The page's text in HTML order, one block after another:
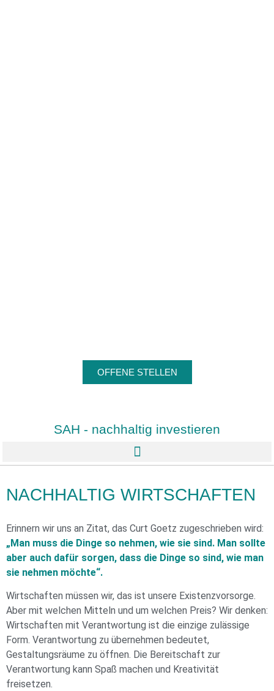
OFFENE STELLEN
SAH - nachhaltig investieren
NACHHALTIG WIRTSCHAFTEN
Erinnern wir uns an Zitat, das Curt Goetz zugeschrieben wird:
„Man muss die Dinge so nehmen, wie sie sind. Man sollte
aber auch dafür sorgen, dass die Dinge so sind, wie man
sie nehmen möchte“.
Wirtschaften müssen wir, das ist unsere Existenzvorsorge.
Aber mit welchen Mitteln und um welchen Preis? Wir denken:
Wirtschaften mit Verantwortung ist die einzige zulässige
Form. Verantwortung zu übernehmen bedeutet,
Gestaltungsräume zu öffnen. Die Bereitschaft zur
Verantwortung kann Spaß machen und Kreativität
freisetzen.